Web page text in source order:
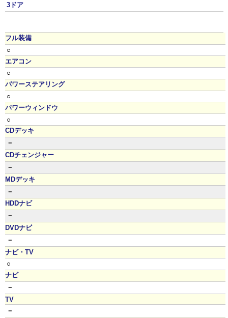
3ドア
フル装備
○
エアコン
○
パワーステアリング
○
パワーウィンドウ
○
CDデッキ
－
CDチェンジャー
－
MDデッキ
－
HDDナビ
－
DVDナビ
－
ナビ・TV
○
ナビ
－
TV
－